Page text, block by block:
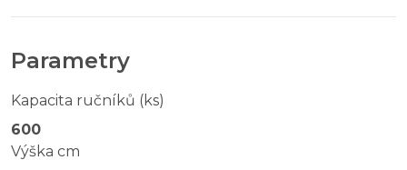
Parametry
Kapacita ručníků (ks)
600
Výška cm